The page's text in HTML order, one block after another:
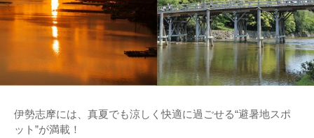
伊勢志摩には、真夏でも涼しく快適に過ごせる“避暑地スポ
ット”が満載！